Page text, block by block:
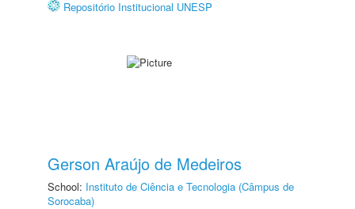
Repositório Institucional UNESP
Gerson Araújo de Medeiros
School: Instituto de Ciência e Tecnologia (Câmpus de
Sorocaba)